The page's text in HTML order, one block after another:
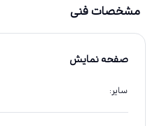
مشخصات فنی
صفحه نمایش
سایر: